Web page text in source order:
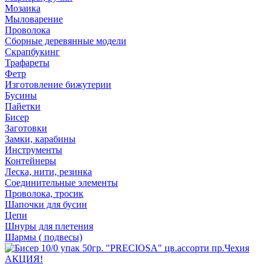
Мозаика
Мыловарение
Проволока
Сборные деревянные модели
Скрапбукинг
Трафареты
Фетр
Изготовление бижутерии
Бусины
Пайетки
Бисер
Заготовки
Замки, карабины
Инструменты
Контейнеры
Леска, нити, резинка
Соединительные элементы
Проволока, тросик
Шапочки для бусин
Цепи
Шнуры для плетения
Шармы ( подвесы)